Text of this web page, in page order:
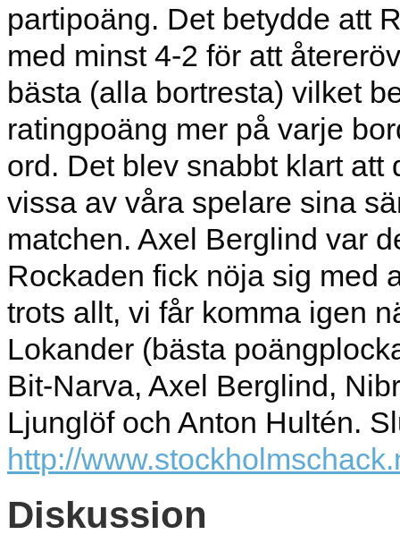
partipoäng. Det betydde att
med minst 4-2 för att
bästa (alla bortresta) vilket
ratingpoäng mer på varje
ord. Det blev snabbt klart
vissa av våra spelare sina
matchen. Axel Berglind var
Rockaden fick nöja sig med
trots allt, vi får komma igen
Lokander (bästa
Bit-Narva, Axel Berglind,
Ljunglöf och Anton Hultén.
http://
Diskussion